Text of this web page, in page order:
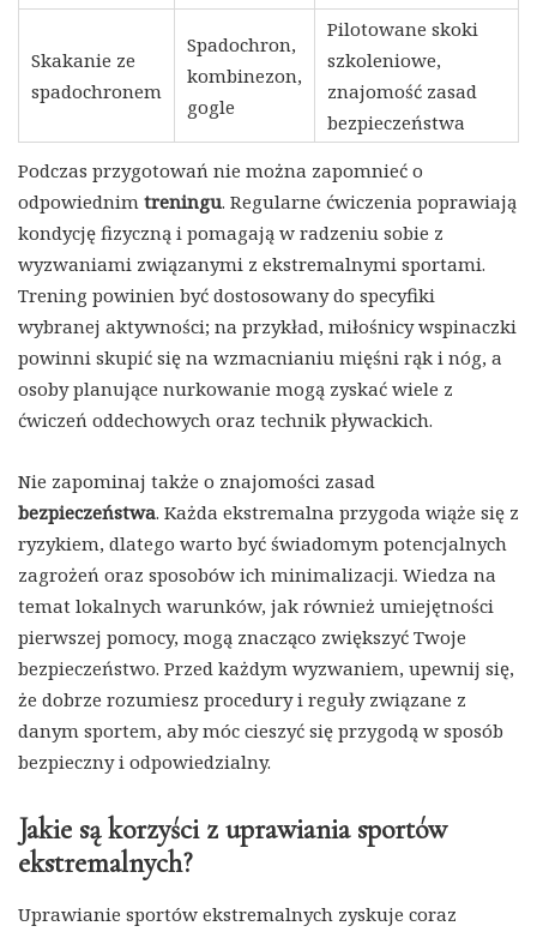
Skakanie ze
spadochronem
Spadochron,
kombinezon,
gogle
Pilotowane skoki
szkoleniowe,
znajomość zasad
bezpieczeństwa
Podczas przygotowań nie można zapomnieć o
odpowiednim treningu. Regularne ćwiczenia poprawiają
kondycję fizyczną i pomagają w radzeniu sobie z
wyzwaniami związanymi z ekstremalnymi sportami.
Trening powinien być dostosowany do specyfiki
wybranej aktywności; na przykład, miłośnicy wspinaczki
powinni skupić się na wzmacnianiu mięśni rąk i nóg, a
osoby planujące nurkowanie mogą zyskać wiele z
ćwiczeń oddechowych oraz technik pływackich.
Nie zapominaj także o znajomości zasad
bezpieczeństwa. Każda ekstremalna przygoda wiąże się z
ryzykiem, dlatego warto być świadomym potencjalnych
zagrożeń oraz sposobów ich minimalizacji. Wiedza na
temat lokalnych warunków, jak również umiejętności
pierwszej pomocy, mogą znacząco zwiększyć Twoje
bezpieczeństwo. Przed każdym wyzwaniem, upewnij się,
że dobrze rozumiesz procedury i reguły związane z
danym sportem, aby móc cieszyć się przygodą w sposób
bezpieczny i odpowiedzialny.
Jakie są korzyści z uprawiania sportów
ekstremalnych?
Uprawianie sportów ekstremalnych zyskuje coraz